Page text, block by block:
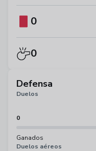
0
0
Defensa
Duelos
0
Ganados
Duelos aéreos